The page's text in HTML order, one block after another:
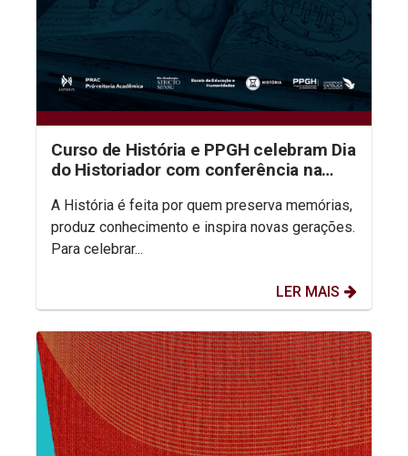
Curso de História e PPGH celebram Dia
do Historiador com conferência na
A História é feita por quem preserva memórias,
produz conhecimento e inspira novas gerações.
Para celebrar...
LER MAIS